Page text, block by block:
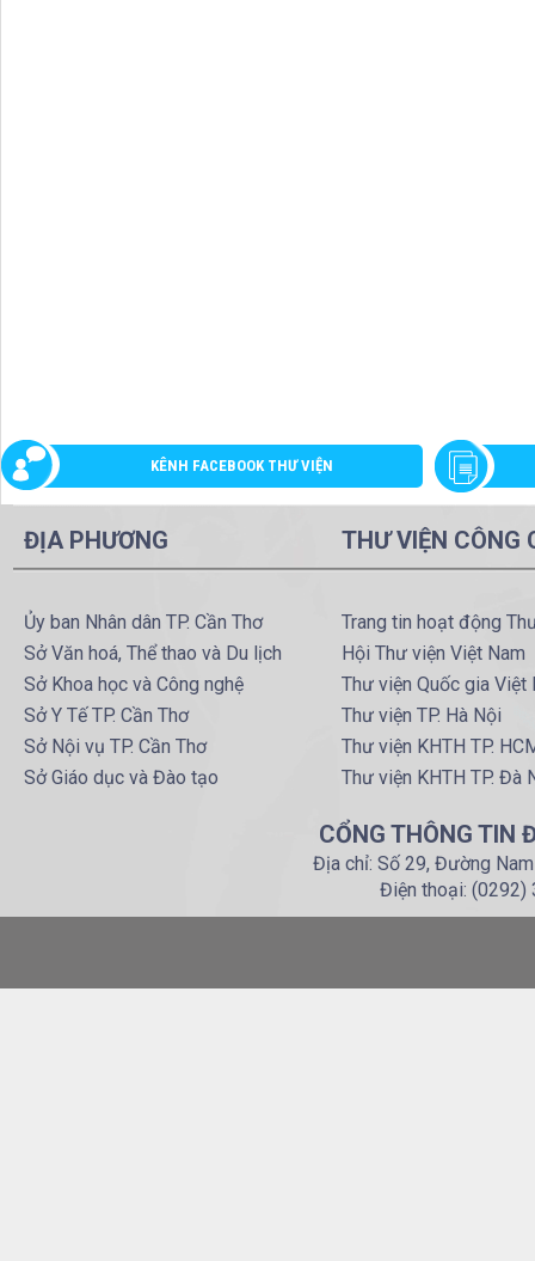
KÊNH FACEBOOK THƯ VIỆN
ĐỊA PHƯƠNG
Ủy ban Nhân dân TP. Cần Thơ
Sở Văn hoá, Thể thao và Du lịch
Sở Khoa học và Công nghệ
Sở Y Tế TP. Cần Thơ
Sở Nội vụ TP. Cần Thơ
Sở Giáo dục và Đào tạo
THƯ VIỆN CÔNG
Trang tin hoạt động
Hội Thư viện Việt Nam
Thư viện Quốc gia Việt
Thư viện TP. Hà Nội
Thư viện KHTH TP.
Thư viện KHTH TP. Đà
CỔNG THÔNG TIN
Địa chỉ: Số 29, Đường
Điện thoại: (0292)